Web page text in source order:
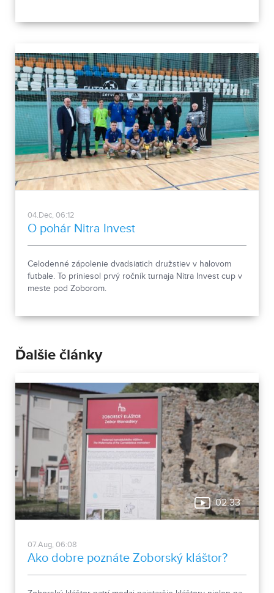
04.Dec, 06:12
O pohár Nitra Invest
Celodenné zápolenie dvadsiatich družstiev v halovom
futbale. To priniesol prvý ročník turnaja Nitra Invest cup v
meste pod Zoborom.
Ďalšie články
02:33
07.Aug, 06:08
Ako dobre poznáte Zoborský kláštor?